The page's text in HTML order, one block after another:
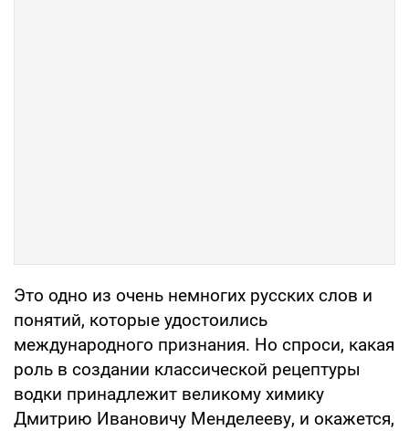
Это одно из очень немногих русских слов и
понятий, которые удостоились
международного признания. Но спроси, какая
роль в создании классической рецептуры
водки принадлежит великому химику
Дмитрию Ивановичу Менделееву, и окажется,